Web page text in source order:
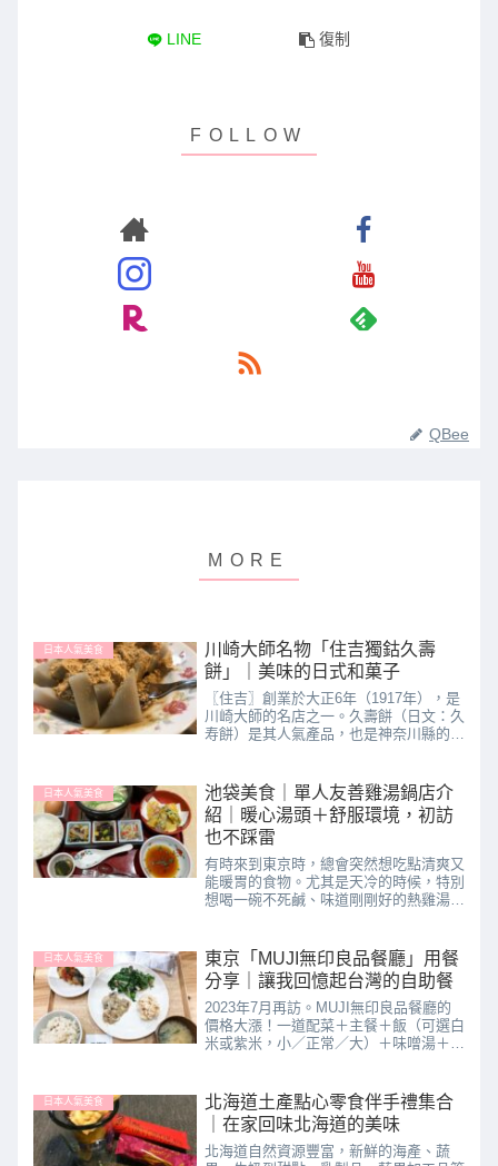
LINE 復制
QBee
日本人氣美食
川崎大師名物「住吉獨鈷久壽
餅」｜美味的日式和菓子
〖住吉〗創業於大正6年（1917年），是
川崎大師的名店之一。久壽餅（日文：久
寿餅）是其人氣產品，也是神奈川縣的名
災解厄後，可以去喫茶店內用，休憩一下
享受日式午茶時光，也...
日本人氣美食
池袋美食｜單人友善雞湯鍋店介
紹｜暖心湯頭＋舒服環境，初訪
也不踩雷
有時來到東京時，總會突然想吃點清爽又
能暖胃的食物。尤其是天冷的時候，特別
想喝一碗不死鹹、味道剛剛好的熱雞湯。
下一餐該安排什麼時，是不是很煩惱？又
或者，你其實很想嘗試日本...
日本人氣美食
東京「MUJI無印良品餐廳」用餐
分享｜讓我回憶起台灣的自助餐
2023年7月再訪。MUJI無印良品餐廳的
價格大漲！一道配菜＋主餐＋飯（可選白
米或紫米，小／正常／大）＋味噌湯＋生
要注意，左邊第一張照片的價格1200日
幣是只有一道...
日本人氣美食
北海道土產點心零食伴手禮集合
｜在家回味北海道的美味
北海道自然資源豐富，新鮮的海產、蔬